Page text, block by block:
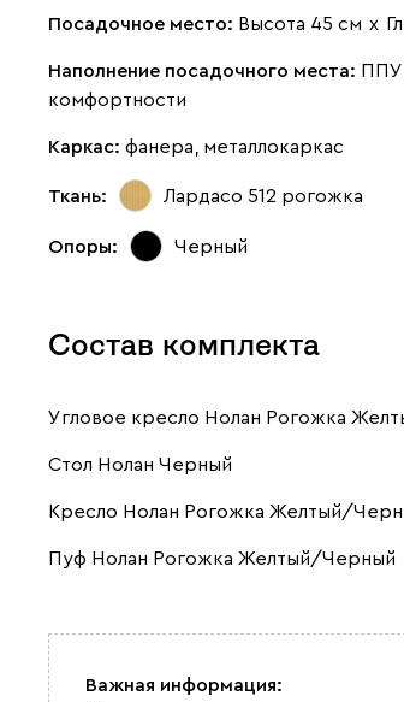
Посадочное место: Высота 45 см х
Наполнение посадочного места: ППУ
комфортности
Каркас: фанера, металлокаркас
Ткань: Лардасо 512 рогожка
Опоры: Черный
Состав комплекта
Угловое кресло Нолан Рогожка
Стол Нолан Черный
Кресло Нолан Рогожка Желтый/
Пуф Нолан Рогожка Желтый/Черный
Важная информация: